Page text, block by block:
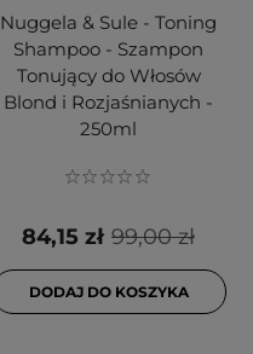
Nuggela & Sule - Toning
Shampoo - Szampon
Tonujący do Włosów
Blond i Rozjaśnianych -
250ml
99,00 zł
84,15 zł
DODAJ DO KOSZYKA